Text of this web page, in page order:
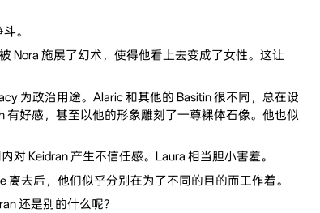
。
Nora 施展了幻术，使得他看上去变成了女性。这让
为政治用途。Alaric 和其他的 Basitin 很不同，总在设
好感，甚至以他的形象雕刻了一尊裸体石像。他也似
Keidran 产生不信任感。Laura 相当胆小害羞。
离去后，他们似乎分别在为了不同的目的而工作着。
还是别的什么呢？